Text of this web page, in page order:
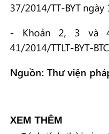
37/2014/TT-BYT
- Khoản 2, 3 và
41/2014/TTLT-BYT-
Nguồn: Thư viện
XEM THÊM